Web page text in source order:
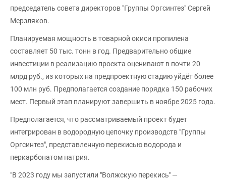
председатель совета директоров "Группы Оргсинтез" Сергей
Мерзляков.
Планируемая мощность в товарной окиси пропилена
составляет 50 тыс. тонн в год. Предварительно общие
инвестиции в реализацию проекта оценивают в почти 20
млрд руб., из которых на предпроектную стадию уйдёт более
100 млн руб. Предполагается создание порядка 150 рабочих
мест. Первый этап планируют завершить в ноябре 2025 года.
Предполагается, что рассматриваемый проект будет
интегрирован в водородную цепочку производств "Группы
Оргсинтез", представленную перекисью водорода и
перкарбонатом натрия.
"В 2023 году мы запустили "Волжскую перекись" —